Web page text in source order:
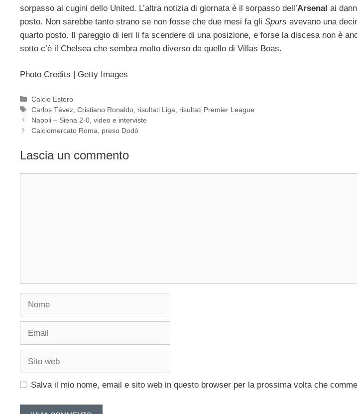
sorpasso ai cugini dello United. L’altra notizia di giornata è il sorpasso dell’Arsenal ai
posto. Non sarebbe tanto strano se non fosse che due mesi fa gli Spurs avevano una
quarto posto. Il pareggio di ieri li fa scendere di una posizione, e forse la discesa non è
sotto c’è il Chelsea che sembra molto diverso da quello di Villas Boas.
Photo Credits | Getty Images
Categorie
Calcio Estero
Tag
Carlos Tévez ,Cristiano Ronaldo risultati Liga
risultati Premier League
Napoli – Siena 2-0, video e interviste
Calciomercato Roma, preso Dodò
Lascia un commento
Nome
Email
Sito
Salva il mio nome, email e sito web in questo browser per la prossima volta che